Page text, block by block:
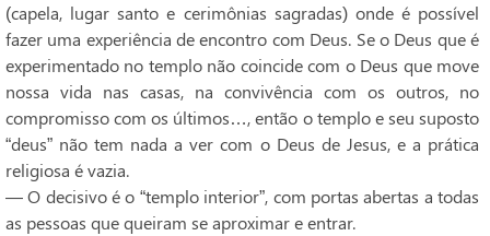
(capela, lugar santo e cerimônias sagradas) onde é possível
fazer uma experiência de encontro com Deus. Se o Deus que é
experimentado no templo não coincide com o Deus que move
nossa vida nas casas, na convivência com os outros, no
compromisso com os últimos…, então o templo e seu suposto
“deus” não tem nada a ver com o Deus de Jesus, e a prática
religiosa é vazia.
— O decisivo é o “templo interior”, com portas abertas a todas
as pessoas que queiram se aproximar e entrar.